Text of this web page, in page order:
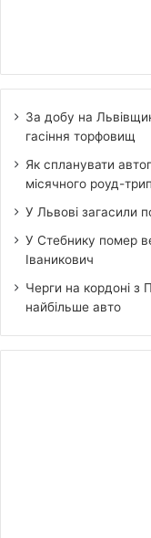
За добу на
гасіння торфовищ
Як спланувати
місячного роуд-
У Львові загасили
У Стебнику помер
Іваникович
Черги на кордоні з
найбільше авто